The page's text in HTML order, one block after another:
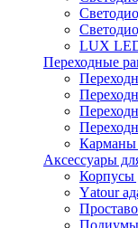
LUX
Переходные
Карманы
Аксессуары
Корпусы
Yаtour
Подиумы